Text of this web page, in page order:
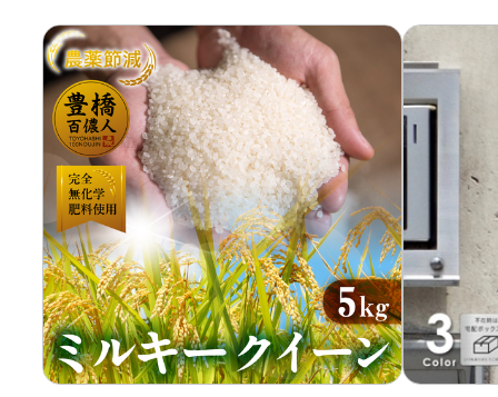
個人事業主・フリーラン
個人事業・フリーランス
ふるさと納税の基礎知識
10秒ぴったり診断